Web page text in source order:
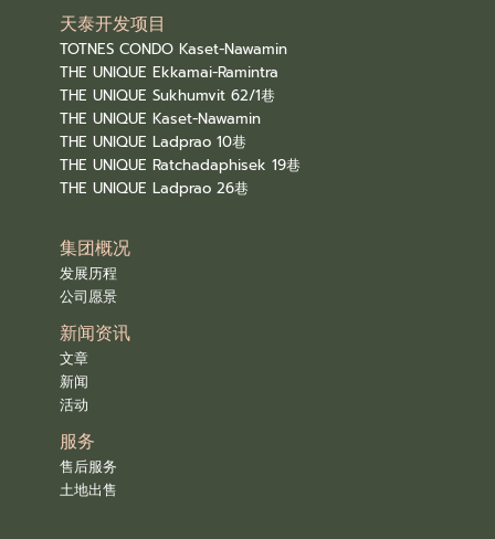
天泰开发项目
TOTNES CONDO Kaset-Nawamin
THE UNIQUE Ekkamai-Ramintra
THE UNIQUE Sukhumvit 62/1巷
THE UNIQUE Kaset-Nawamin
THE UNIQUE Ladprao 10巷
THE UNIQUE Ratchadaphisek 19巷
THE UNIQUE Ladprao 26巷
集团概况
发展历程
公司愿景
新闻资讯
文章
新闻
活动
服务
售后服务
土地出售